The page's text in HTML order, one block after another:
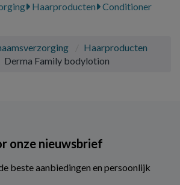
Haarproducten
Conditioner
Haarproducten
Derma Family bodylotion
onze nieuwsbrief
beste aanbiedingen en persoonlijk